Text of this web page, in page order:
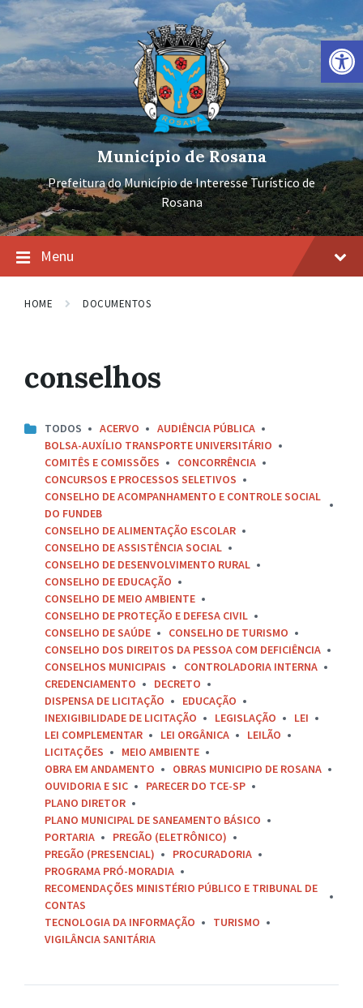
Barra de Ferramentas Aberta
Ir
para
conteúdo
Pular
para
navegação
principal
Pular
para
rodapé
Município de Rosana
Prefeitura do Município de Interesse Turístico de
Rosana
Menu
HOME DOCUMENTOS
conselhos
TODOS ACERVO
AUDIÊNCIA PÚBLICA
BOLSA-AUXÍLIO TRANSPORTE UNIVERSITÁRIO
COMITÊS E COMISSÕES
CONCORRÊNCIA
CONCURSOS E PROCESSOS SELETIVOS
CONSELHO DE ACOMPANHAMENTO E CONTROLE SOCIAL
DO FUNDEB
CONSELHO DE ALIMENTAÇÃO ESCOLAR
CONSELHO DE ASSISTÊNCIA SOCIAL
CONSELHO DE DESENVOLVIMENTO RURAL
CONSELHO DE EDUCAÇÃO
CONSELHO DE MEIO AMBIENTE
CONSELHO DE PROTEÇÃO E DEFESA CIVIL
CONSELHO DE SAÚDE
CONSELHO DE TURISMO
CONSELHO DOS DIREITOS DA PESSOA COM DEFICIÊNCIA
CONSELHOS MUNICIPAIS
CONTROLADORIA INTERNA
CREDENCIAMENTO
DECRETO
DISPENSA DE LICITAÇÃO
EDUCAÇÃO
INEXIGIBILIDADE DE LICITAÇÃO
LEGISLAÇÃO
LEI
LEI COMPLEMENTAR
LEI ORGÂNICA
LEILÃO
LICITAÇÕES
MEIO AMBIENTE
OBRA EM ANDAMENTO
OBRAS MUNICIPIO DE ROSANA
OUVIDORIA E SIC
PARECER DO TCE-SP
PLANO DIRETOR
PLANO MUNICIPAL DE SANEAMENTO BÁSICO
PORTARIA
PREGÃO (ELETRÔNICO)
PREGÃO (PRESENCIAL)
PROCURADORIA
PROGRAMA PRÓ-MORADIA
RECOMENDAÇÕES MINISTÉRIO PÚBLICO E TRIBUNAL DE
CONTAS
TECNOLOGIA DA INFORMAÇÃO
TURISMO
VIGILÂNCIA SANITÁRIA